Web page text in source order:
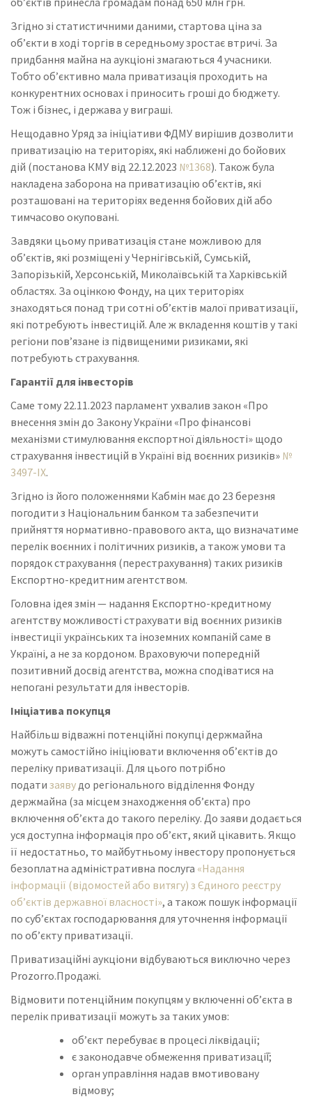
Згідно зі статистичними даними, стартова ціна за
об’єкти в ході торгів в середньому зростає втричі. За
придбання майна на аукціоні змагаються 4 учасники.
Тобто об’єктивно мала приватизація проходить на
конкурентних основах і приносить гроші до бюджету.
Тож і бізнес, і держава у виграші.
Нещодавно Уряд за ініціативи ФДМУ вирішив дозволити
приватизацію на територіях, які наближені до бойових
дій (постанова КМУ від 22.12.2023 №1368). Також була
накладена заборона на приватизацію об’єктів, які
розташовані на територіях ведення бойових дій або
тимчасово окуповані.
Завдяки цьому приватизація стане можливою для
об’єктів, які розміщені у Чернігівській, Сумській,
Запорізькій, Херсонській, Миколаївській та Харківській
областях. За оцінкою Фонду, на цих територіях
знаходяться понад три сотні об’єктів малої приватизації,
які потребують інвестицій. Але ж вкладення коштів у такі
регіони пов’язане із підвищеними ризиками, які
потребують страхування.
Гарантії для інвесторів
Саме тому 22.11.2023 парламент ухвалив закон «Про
внесення змін до Закону України «Про фінансові
механізми стимулювання експортної діяльності» щодо
страхування інвестицій в Україні від воєнних ризиків» №
3497-IX.
Згідно із його положеннями Кабмін має до 23 березня
погодити з Національним банком та забезпечити
прийняття нормативно-правового акта, що визначатиме
перелік воєнних і політичних ризиків, а також умови та
порядок страхування (перестрахування) таких ризиків
Експортно-кредитним агентством.
Головна ідея змін — надання Експортно-кредитному
агентству можливості страхувати від воєнних ризиків
інвестиції українських та іноземних компаній саме в
Україні, а не за кордоном. Враховуючи попередній
позитивний досвід агентства, можна сподіватися на
непогані результати для інвесторів.
Ініціатива покупця
Найбільш відважні потенційні покупці держмайна
можуть самостійно ініціювати включення об’єктів до
переліку приватизації. Для цього потрібно
подати заявудо регіонального відділення Фонду
держмайна (за місцем знаходження об’єкта) про
включення об’єкта до такого переліку. До заяви додається
уся доступна інформація про об’єкт, який цікавить. Якщо
її недостатньо, то майбутньому інвестору пропонується
безоплатна адміністративна послуга «Надання
інформації (відомостей або витягу) з Єдиного реєстру
об’єктів державної власності», а також пошук інформації
по суб’єктах господарювання для уточнення інформації
по об’єкту приватизації.
Приватизаційні аукціони відбуваються виключно через
Prozorro.Продажі.
Відмовити потенційним покупцям у включенні об’єкта в
перелік приватизації можуть за таких умов:
об’єкт перебуває в процесі ліквідації;
є законодавче обмеження приватизації̈;
орган управління надав вмотивовану
відмову;